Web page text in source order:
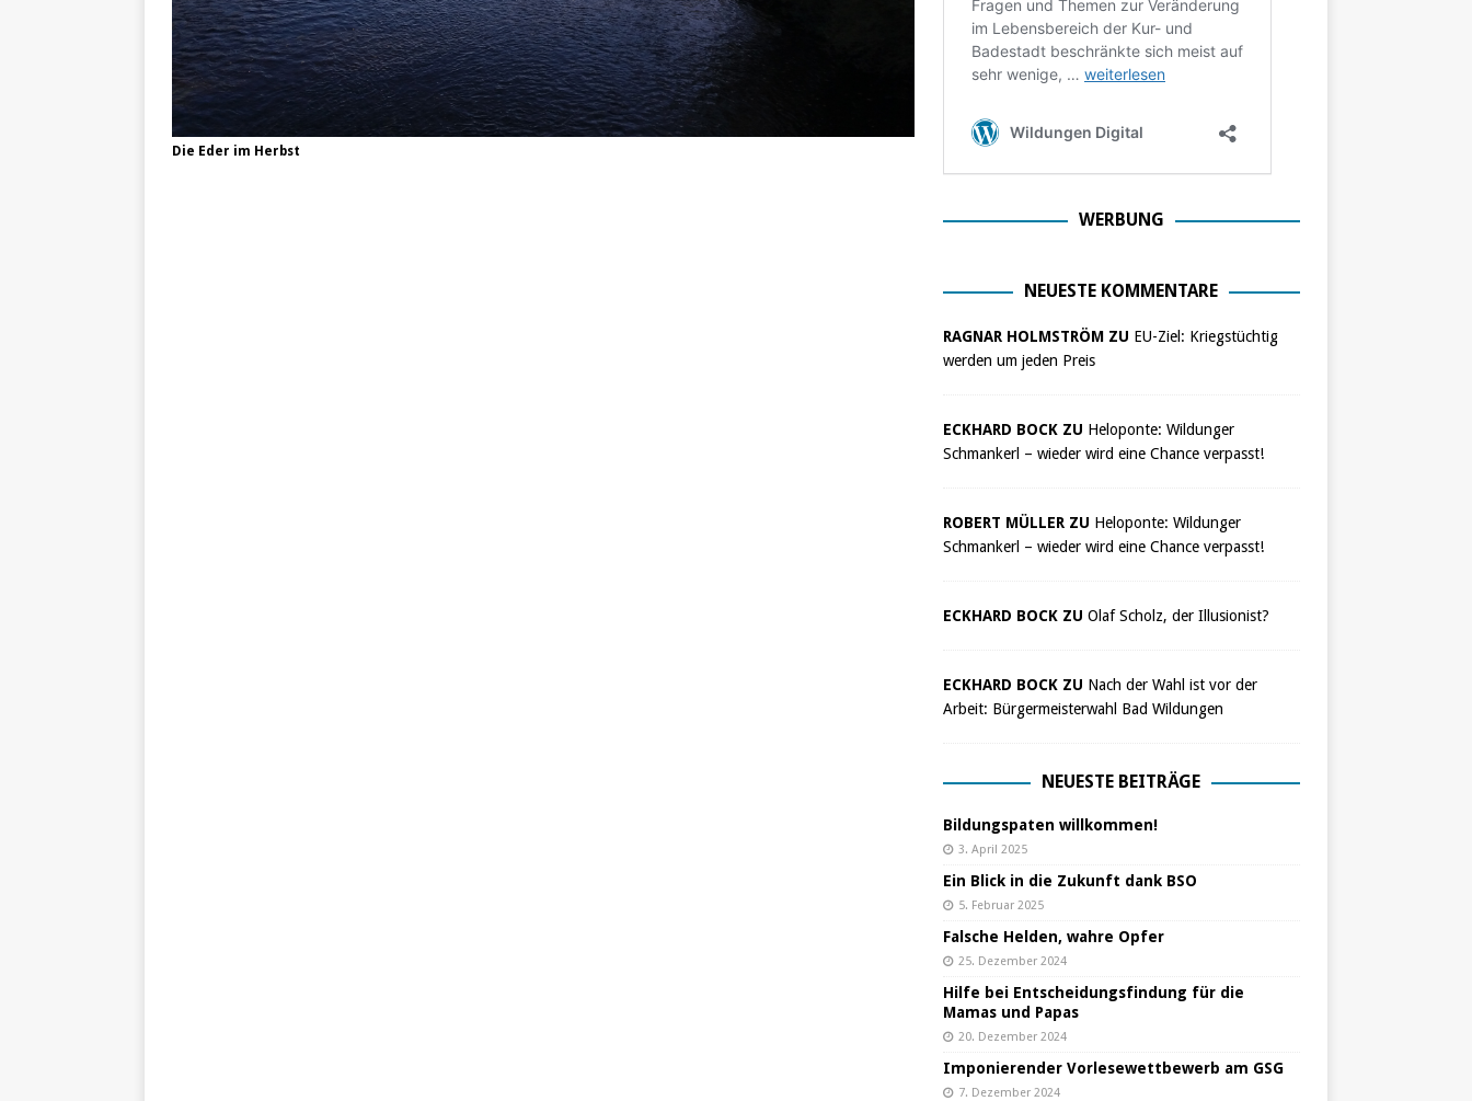
Die Eder im Herbst
WERBUNG
NEUESTE KOMMENTARE
RAGNAR HOLMSTRÖM ZU EU-Ziel: Kriegstüchtig
werden um jeden Preis
ECKHARD BOCK ZU Heloponte: Wildunger
Schmankerl – wieder wird eine Chance verpasst!
ROBERT MÜLLER ZU Heloponte: Wildunger
Schmankerl – wieder wird eine Chance verpasst!
ECKHARD BOCK ZU Olaf Scholz, der Illusionist?
ECKHARD BOCK ZU Nach der Wahl ist vor der
Arbeit: Bürgermeisterwahl Bad Wildungen
NEUESTE BEITRÄGE
Bildungspaten willkommen!
3. April 2025
Ein Blick in die Zukunft dank BSO
5. Februar 2025
Falsche Helden, wahre Opfer
25. Dezember 2024
Hilfe bei Entscheidungsfindung für die
Mamas und Papas
20. Dezember 2024
Imponierender Vorlesewettbewerb am GSG
7. Dezember 2024